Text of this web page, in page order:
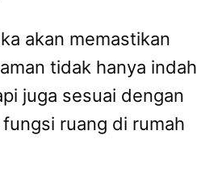
akan memastikan
tidak hanya indah
juga sesuai dengan
ruang di rumah